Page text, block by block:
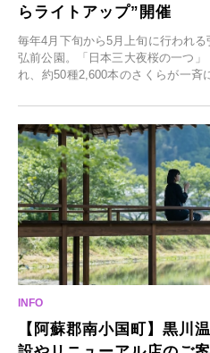
らライトアップ”開催
毎年4月下旬から5月上旬に行われ
弘前公園。「日本三大夜桜の一つ
れ、約50種2,600本のさくらが一
日(月)～2026年2月28日(土)の期間
を開催します。
【阿蘇郡南小国町】黒川